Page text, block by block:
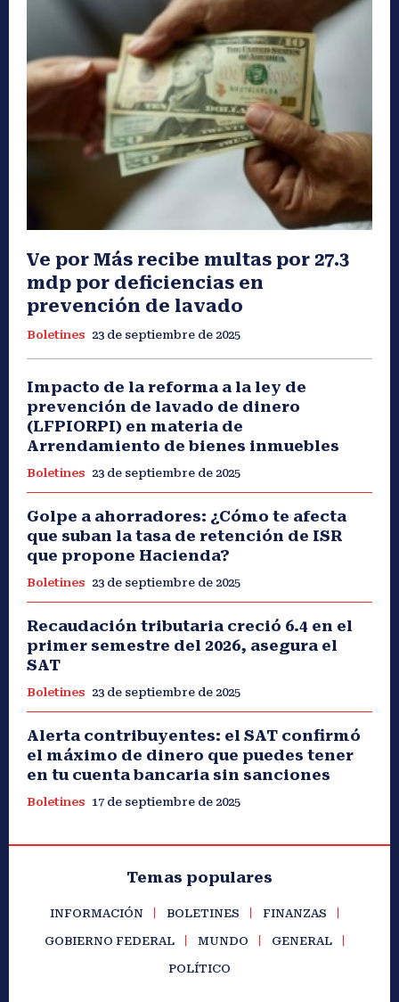
Ve por Más recibe multas por 27.3
mdp por deficiencias en
prevención de lavado
Boletines 23 de septiembre de 2025
Impacto de la reforma a la ley de
prevención de lavado de dinero
(LFPIORPI) en materia de
Arrendamiento de bienes inmuebles
Boletines 23 de septiembre de 2025
Golpe a ahorradores: ¿Cómo te afecta
que suban la tasa de retención de ISR
que propone Hacienda?
Boletines 23 de septiembre de 2025
Recaudación tributaria creció 6.4 en el
primer semestre del 2026, asegura el
SAT
Boletines 23 de septiembre de 2025
Alerta contribuyentes: el SAT confirmó
el máximo de dinero que puedes tener
en tu cuenta bancaria sin sanciones
Boletines 17 de septiembre de 2025
Temas populares
INFORMACIÓN BOLETINES FINANZAS
GOBIERNO FEDERAL MUNDO GENERAL
POLÍTICO